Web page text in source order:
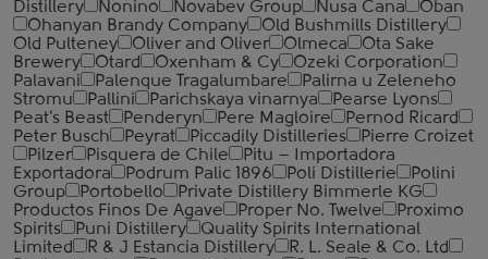
Distillery
Nonino Novabev Group Nusa Cana
Oban
Ohanyan Brandy Company
Old Bushmills Distillery
Old Pulteney
Oliver and Oliver Olmeca
Ota Sake
Brewery
Otard Oxenham & Cy
Ozeki Corporation
Palavani
Palenque Tragalumbare
Palirna u Zeleneho
Stromu
Pallini Parichskaya vinarnya
Pearse Lyons
Peat's Beast
Penderyn Pere Magloire
Pernod Ricard
Peter Busch
Peyrat Piccadily Distilleries
Pierre Croizet
Pilzer
Pisquera de Chile
Pitu – Importadora
Exportadora
Podrum Palic 1896 Poli Distillerie
Polini
Group
Portobello
Private Distillery Bimmerle KG
Productos Finos De Agave
Proper No. Twelve
Proximo
Spirits
Puni Distillery
Quality Spirits International
Limited
R & J Estancia Distillery
R. L. Seale & Co. Ltd